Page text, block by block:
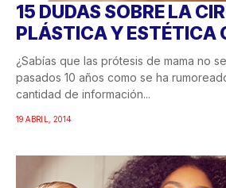
15 DUDAS SOBRE LA
PLÁSTICA Y ESTÉTICA
¿Sabías que las prótesis de mama no
pasados 10 años como se ha
cantidad de información...
19 ABRIL, 2014